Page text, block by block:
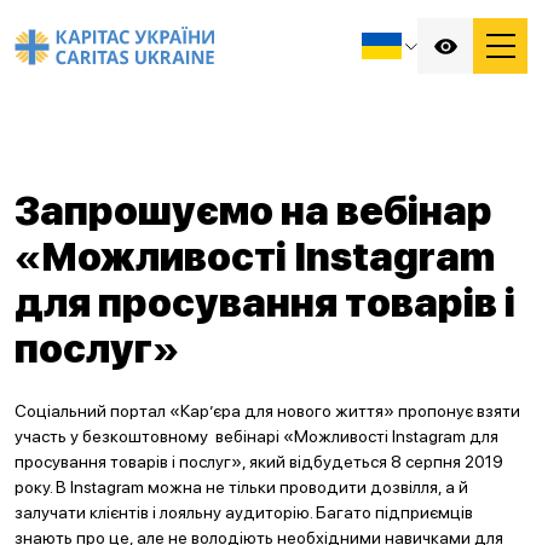
Запрошуємо на вебінар
«Можливості Instagram
для просування товарів і
послуг»
Соціальний портал «Кар’єра для нового життя» пропонує взяти
участь у безкоштовному вебінарі «Можливості Instagram для
просування товарів і послуг», який відбудеться 8 серпня 2019
року. В Instagram можна не тільки проводити дозвілля, а й
залучати клієнтів і лояльну аудиторію. Багато підприємців
знають про це, але не володіють необхідними навичками для